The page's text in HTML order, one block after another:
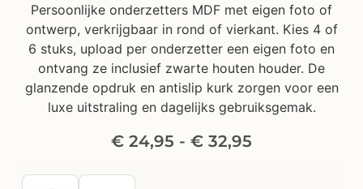
Persoonlijke onderzetters MDF met eigen foto of
ontwerp, verkrijgbaar in rond of vierkant. Kies 4 of
6 stuks, upload per onderzetter een eigen foto en
ontvang ze inclusief zwarte houten houder. De
glanzende opdruk en antislip kurk zorgen voor een
luxe uitstraling en dagelijks gebruiksgemak.
€ 24,95 - € 32,95